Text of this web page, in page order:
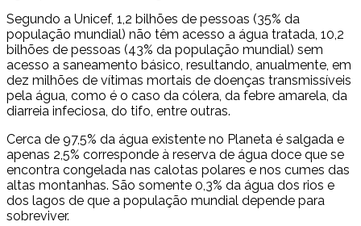
Segundo a Unicef, 1,2 bilhões de pessoas (35% da
população mundial) não têm acesso a água tratada, 10,2
bilhões de pessoas (43% da população mundial) sem
acesso a saneamento básico, resultando, anualmente, em
dez milhões de vítimas mortais de doenças transmissíveis
pela água, como é o caso da cólera, da febre amarela, da
diarreia infeciosa, do tifo, entre outras.
Cerca de 97,5% da água existente no Planeta é salgada e
apenas 2,5% corresponde à reserva de água doce que se
encontra congelada nas calotas polares e nos cumes das
altas montanhas. São somente 0,3% da água dos rios e
dos lagos de que a população mundial depende para
sobreviver.